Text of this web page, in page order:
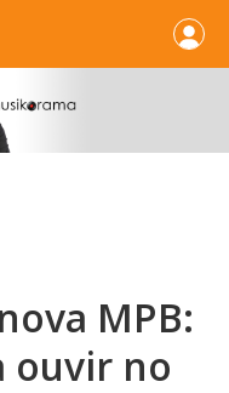
MPB:
ouvir no